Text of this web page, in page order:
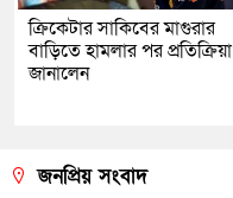
ক্রিকেটার সাকিবের মাগুরার
বাড়িতে হামলার পর প্রতিক্রিয়া
জানালেন
জনপ্রিয় সংবাদ